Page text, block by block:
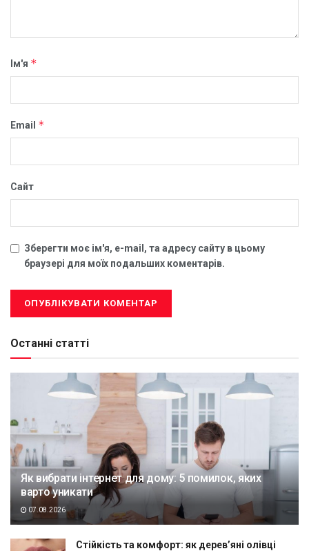
Ім'я *
Email *
Сайт
Зберегти моє ім'я, e-mail, та адресу сайту в цьому
браузері для моїх подальших коментарів.
Останні статті
Як вибрати інтернет для дому: 5 помилок, яких
варто уникати
07.08.2026
Стійкість та комфорт: як дерев’яні олівці